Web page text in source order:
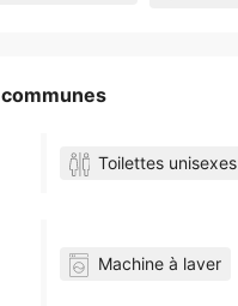
Toilettes unisexes
Machine à laver